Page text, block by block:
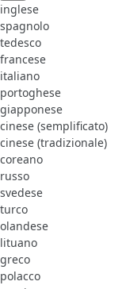
inglese
spagnolo
tedesco
francese
italiano
portoghese
giapponese
cinese (semplificato)
cinese (tradizionale)
coreano
russo
svedese
turco
olandese
lituano
greco
polacco